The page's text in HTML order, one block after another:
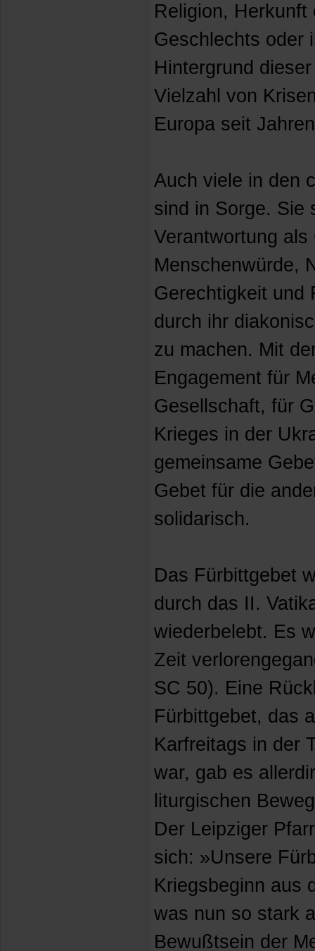
Religion,
Geschlechts oder
Hintergrund
Vielzahl von
Europa seit
Auch viele in den
sind in Sorge. Sie
Verantwortung
Menschenwürde,
Gerechtigkeit und
durch ihr
zu machen. Mit
Engagement für
Gesellschaft, für
Krieges in der
gemeinsame
Gebet für die
solidarisch.
Das Fürbittgebet
durch das II.
wiederbelebt. Es
Zeit
SC 50). Eine
Fürbittgebet, das
Karfreitags in der
war, gab es
liturgischen
Der Leipziger
sich: »Unsere
Kriegsbeginn aus
was nun so stark
Bewußtsein der